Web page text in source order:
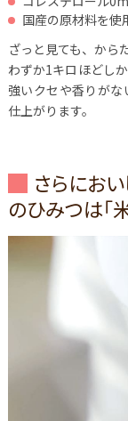
国産の原材料を使
ざっと見ても、から
わずか1キロほどし
強いクセや香りがな
仕上がります。
さらにおい
のひみつは「